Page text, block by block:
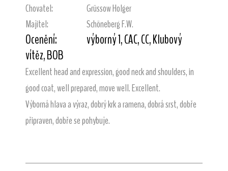
Chovatel:
Grüssow Holger
Majitel:
Schöneberg F.W.
Ocenění:
výborný 1, CAC, CC, Klubový
vítěz, BOB
Excellent head and expression, good neck and shoulders, in
good coat, well prepared, move well. Excellent.
Výborná hlava a výraz, dobrý krk a ramena, dobrá srst, dobře
připraven, dobře se pohybuje.